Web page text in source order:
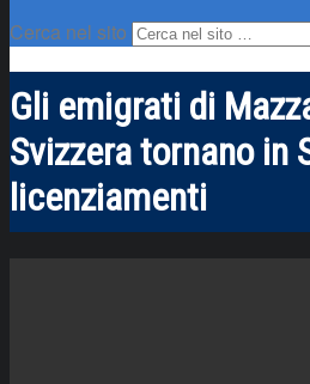
Cerca nel sito
Gli emigrati di
Svizzera tornano in
licenziamenti